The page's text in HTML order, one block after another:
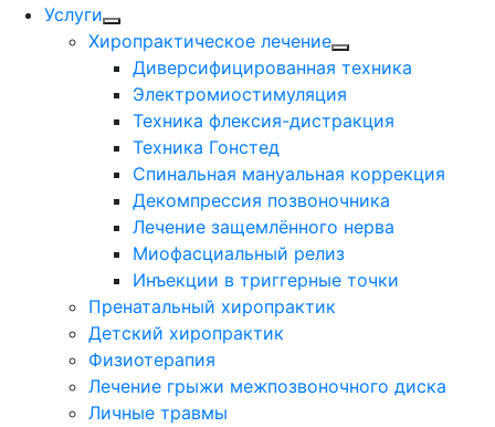
Услуги
Хиропрактическое лечение
Диверсифицированная техника
Электромиостимуляция
Техника флексия-дистракция
Техника Гонстед
Спинальная мануальная коррекция
Декомпрессия позвоночника
Лечение защемлённого нерва
Миофасциальный релиз
Инъекции в триггерные точки
Пренатальный хиропрактик
Детский хиропрактик
Физиотерапия
Лечение грыжи межпозвоночного диска
Личные травмы